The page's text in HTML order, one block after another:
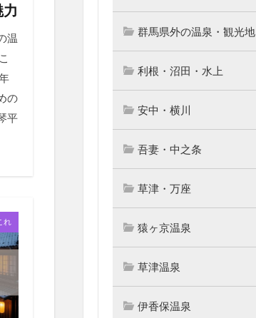
温
の
平
れ
群馬県外の温泉・観光地
利根・沼田・水上
安中・横川
吾妻・中之条
草津・万座
猿ヶ京温泉
草津温泉
伊香保温泉